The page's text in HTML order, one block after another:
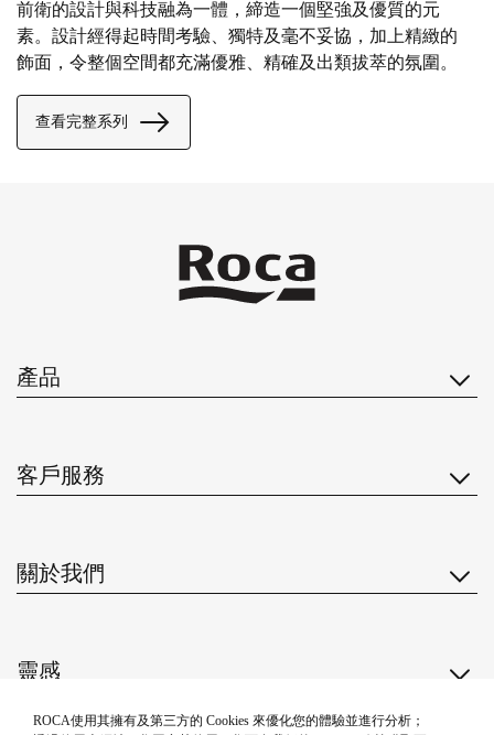
ROCA使用其擁有及第三方的 Cookies 來優化您的體驗並進行分析；
前衛的設計與科技融為一體，締造一個堅強及優質的元
素。設計經得起時間考驗、獨特及毫不妥協，加上精緻的
飾面，令整個空間都充滿優雅、精確及出類拔萃的氛圍。
查看完整系列
產品
客戶服務
關於我們
靈感
關注我們